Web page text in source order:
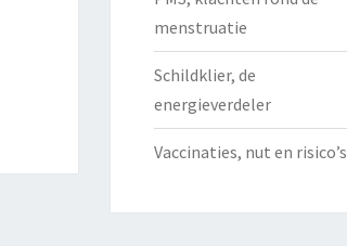
menstruatie
Schildklier, de
energieverdeler
Vaccinaties, nut en risico’s